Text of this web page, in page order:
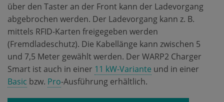
über den Taster an der Front kann der Ladevorgang
abgebrochen werden. Der Ladevorgang kann z. B.
mittels RFID-Karten freigegeben werden
(Fremdladeschutz). Die Kabellänge kann zwischen 5
und 7,5 Meter gewählt werden. Der WARP2 Charger
Smart ist auch in einer 11 kW-Variante und in einer
Basic bzw. Pro-Ausführung erhältlich.